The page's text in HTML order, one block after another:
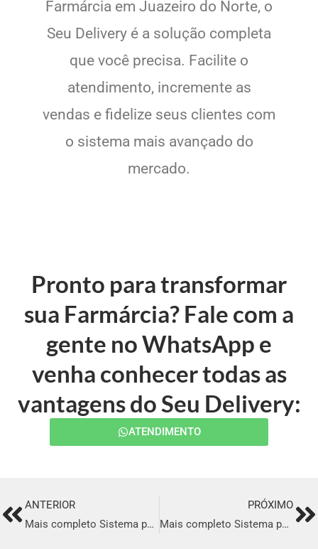
Farmárcia em Juazeiro do Norte, o
Seu Delivery é a solução completa
que você precisa. Facilite o
atendimento, incremente as
vendas e fidelize seus clientes com
o sistema mais avançado do
mercado.
Pronto para transformar
sua Farmárcia? Fale com a
gente no WhatsApp e
venha conhecer todas as
vantagens do Seu Delivery:
ATENDIMENTO
PrevANTERIOR
Mais completo Sistema para Delivery em Várzea Grande
PRÓXIMO
Mais completo Sistema para Delivery em Imperatriz